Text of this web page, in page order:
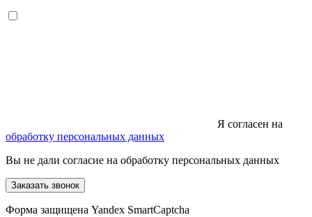
Я согласен на
обработку персональных данных
Вы не дали согласие на обработку персональных данных
Заказать звонок
Форма защищена Yandex SmartCaptcha